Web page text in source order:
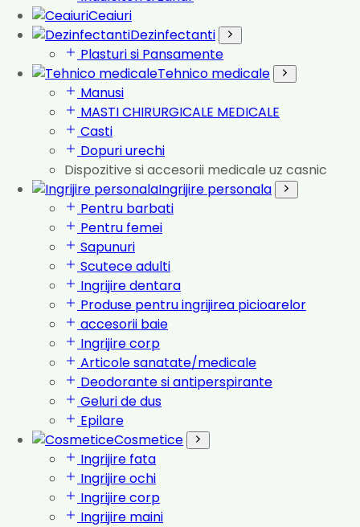
Ceaiuri
Dezinfectanti
Plasturi si Pansamente
Tehnico medicale
Manusi
MASTI CHIRURGICALE MEDICALE
Casti
Dopuri urechi
Dispozitive si accesorii medicale uz casnic
Ingrijire personala
Pentru barbati
Pentru femei
Sapunuri
Scutece adulti
Ingrijire dentara
Produse pentru ingrijirea picioarelor
accesorii baie
Ingrijire corp
Articole sanatate/medicale
Deodorante si antiperspirante
Geluri de dus
Epilare
Cosmetice
Ingrijire fata
Ingrijire ochi
Ingrijire corp
Ingrijire maini